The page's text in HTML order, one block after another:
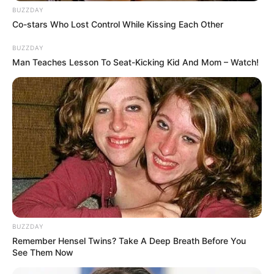
PEMERAN UTAMA
Namgoong Min sebagai Han Ji Hyuk
Agen lapangan terbaik NIS yang dikagumi oleh rekan-rekannya
karena penampilannya yang cerdas dan sempurna
Park Ha Sun sebagai Seo Soo Yeon
Rekan kerja Ji Hyuk di NIS dan kepala Pusat Integrasi Informasi
Kriminal.
Kim Ji Eun sebagai Yoo Je Yi
Partner Ji Hyuk yang lulus awal dari KAIST dan agen lapangan
PEMERAN PENDUKUNG
BUZZDAY
Co-stars Who Lost Control While Kissing Each Other
BUZZDAY
Man Teaches Lesson To Seat-Kicking Kid And Mom – Watch!
BUZZDAY
Remember Hensel Twins? Take A Deep Breath Before You
See Them Now